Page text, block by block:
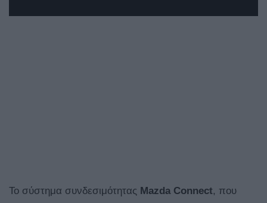
Το σύστημα συνδεσιμότητας Mazda Connect, που